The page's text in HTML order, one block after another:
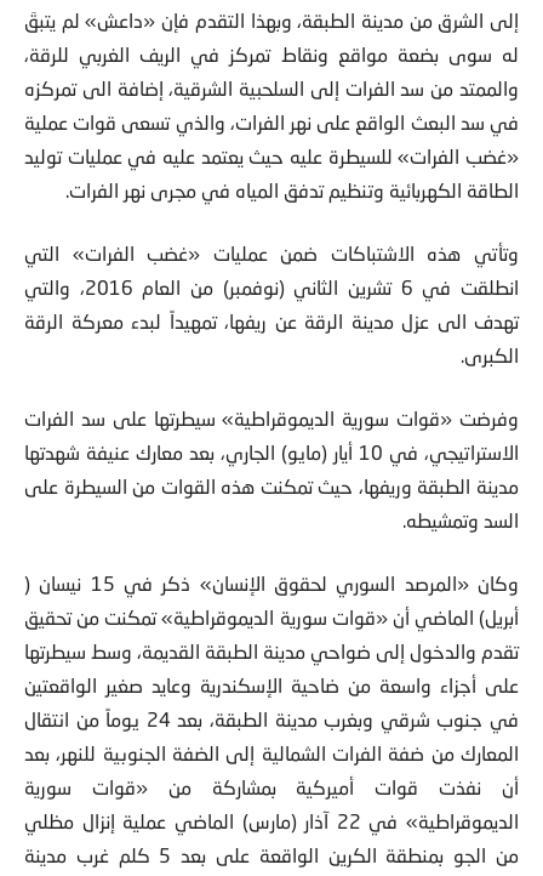
إلى الشرق من مدينة الطبقة، وبهذا التقدم فإن «داعش» لم يتبقَ
له سوى بضعة مواقع ونقاط تمركز في الريف الغربي للرقة،
والممتد من سد الفرات إلى السلحبية الشرقية، إضافة الى تمركزه
في سد البعث الواقع على نهر الفرات، والذي تسعى قوات عملية
«غضب الفرات» للسيطرة عليه حيث يعتمد عليه في عمليات توليد
الطاقة الكهربائية وتنظيم تدفق المياه في مجرى نهر الفرات.
وتأتي هذه الاشتباكات ضمن عمليات «غضب الفرات» التي
انطلقت في 6 تشرين الثاني (نوفمبر) من العام 2016، والتي
تهدف الى عزل مدينة الرقة عن ريفها، تمهيداً لبدء معركة الرقة
الكبرى.
وفرضت «قوات سورية الديموقراطية» سيطرتها على سد الفرات
الاستراتيجي، في 10 أيار (مايو) الجاري، بعد معارك عنيفة شهدتها
مدينة الطبقة وريفها، حيث تمكنت هذه القوات من السيطرة على
السد وتمشيطه.
وكان «المرصد السوري لحقوق الإنسان» ذكر في 15 نيسان (
أبريل) الماضي أن «قوات سورية الديموقراطية» تمكنت من تحقيق
تقدم والدخول إلى ضواحي مدينة الطبقة القديمة، وسط سيطرتها
على أجزاء واسعة من ضاحية الإسكندرية وعايد صغير الواقعتين
في جنوب شرقي وبغرب مدينة الطبقة، بعد 24 يوماً من انتقال
المعارك من ضفة الفرات الشمالية إلى الضفة الجنوبية للنهر، بعد
أن نفذت قوات أميركية بمشاركة من «قوات سورية
الديموقراطية» في 22 آذار (مارس) الماضي عملية إنزال مظلي
من الجو بمنطقة الكرين الواقعة على بعد 5 كلم غرب مدينة